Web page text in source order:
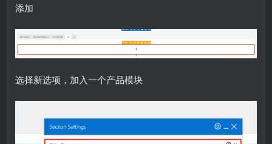
添加
选择新选项，加入一个产品模块